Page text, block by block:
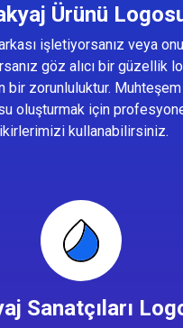
Ürünü
işletiyorsanız veya
göz alıcı bir güzellik
bir zorunluluktur.
oluşturmak için
kullanabilirsiniz.
Sanatçıları